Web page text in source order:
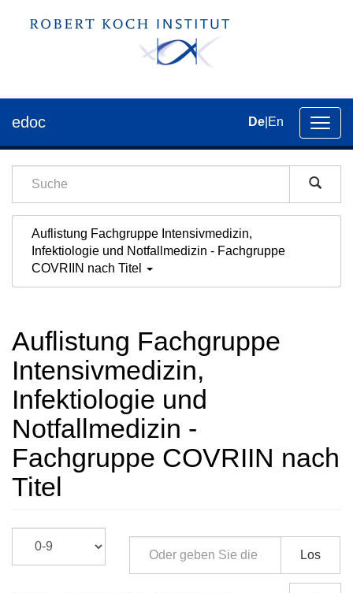
der
edoc De En
Auflistung Fachgruppe Intensivmedizin,
Infektiologie und Notfallmedizin - Fachgruppe
COVRIIN nach Titel
Auflistung Fachgruppe
Intensivmedizin,
Infektiologie und
Notfallmedizin -
Fachgruppe COVRIIN nach
Titel
Los